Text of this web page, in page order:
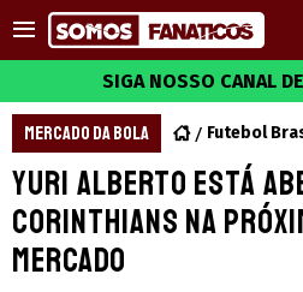
SIGA NOSSO CANAL
MERCADO DA BOLA Futebol
Yuri Alberto está
Corinthians na
mercado